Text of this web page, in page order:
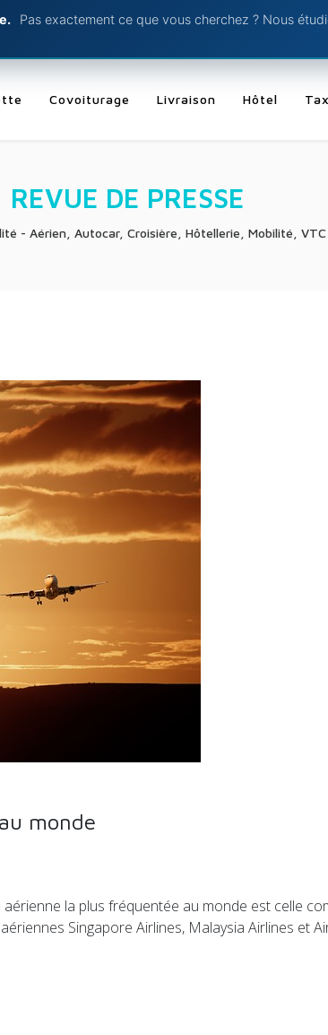
Pas exactement ce que vous cherchez ? Nous
Covoiturage Livraison Hôtel
REVUE DE PRESSE
- Aérien, Autocar, Croisière, Hôtellerie, Mobilité, VTC
monde
la plus fréquentée au monde est celle
Singapore Airlines, Malaysia Airlines et